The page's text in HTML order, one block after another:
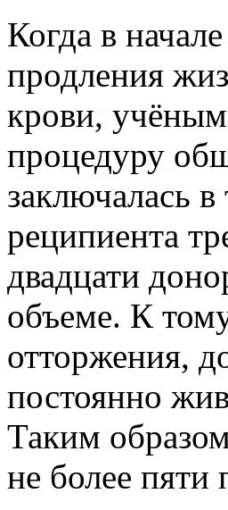
Когда в
продления
крови,
процедуру
заключалась
реципиента
двадцати
объеме. К
отторжения,
постоянно
Таким
не более пяти